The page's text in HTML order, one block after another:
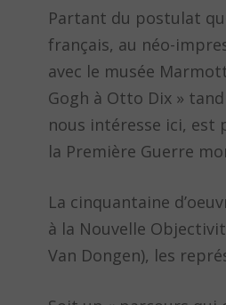
Partant du postulat
français, au néo-
avec le musée
Gogh à Otto Dix »
nous intéresse ici, est
la Première Guerre
La cinquantaine
à la Nouvelle
Van Dongen), les